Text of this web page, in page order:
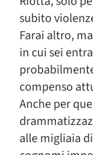
subito
Farai altro,
in cui sei
compenso
Anche per
alle migliaia